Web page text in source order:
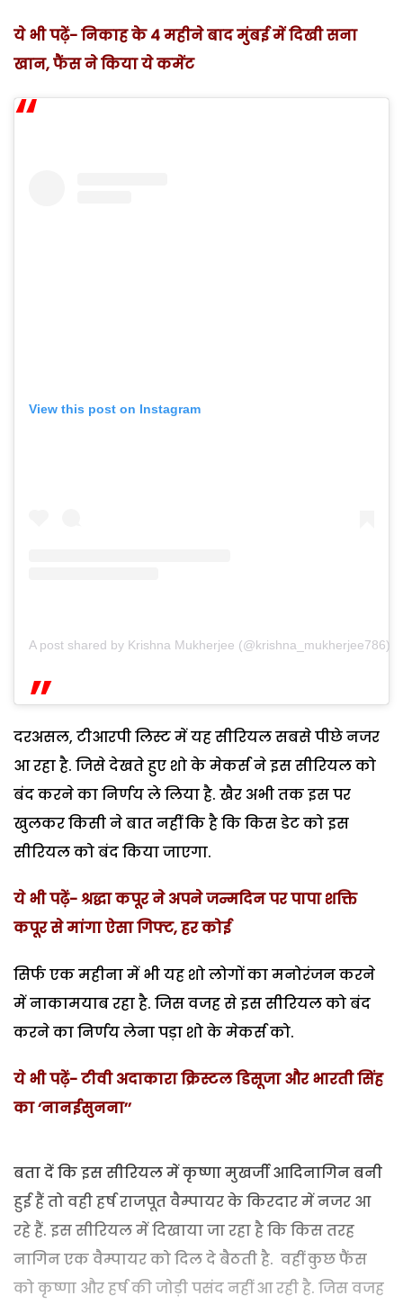
ये भी पढ़ें- निकाह के 4 महीने बाद मुंबई में दिखी सना
खान, फैंस ने किया ये कमेंट
View this post on Instagram
A post shared by Krishna Mukherjee (@krishna_mukherjee786)
दरअसल, टीआरपी लिस्ट में यह सीरियल सबसे पीछे नजर
आ रहा है. जिसे देखते हुए शो के मेकर्स ने इस सीरियल को
बंद करने का निर्णय ले लिया है. खैर अभी तक इस पर
खुलकर किसी ने बात नहीं कि है कि किस डेट को इस
सीरियल को बंद किया जाएगा.
ये भी पढ़ें- श्रद्धा कपूर ने अपने जन्मदिन पर पापा शक्ति
कपूर से मांगा ऐसा गिफ्ट, हर कोई
सिर्फ एक महीना में भी यह शो लोगों का मनोरंजन करने
में नाकामयाब रहा है. जिस वजह से इस सीरियल को बंद
करने का निर्णय लेना पड़ा शो के मेकर्स को.
ये भी पढ़ें- टीवी अदाकारा क्रिस्टल डिसूजा और भारती सिंह
का ‘नानईसुनना’’
बता दें कि इस सीरियल में कृष्णा मुखर्जी आदिनागिन बनी
हुई हैं तो वही हर्ष राजपूत वैम्पायर के किरदार में नजर आ
रहे हैं. इस सीरियल में दिखाया जा रहा है कि किस तरह
नागिन एक वैम्पायर को दिल दे बैठती है. वहीं कुछ फैंस
को कृष्णा और हर्ष की जोड़ी पसंद नहीं आ रही है. जिस वजह